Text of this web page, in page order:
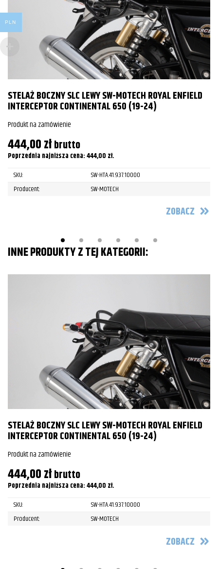
STELAŻ BOCZNY SLC LEWY SW-MOTECH ROYAL ENFIELD
INTERCEPTOR CONTINENTAL 650 (19-24)
Produkt na zamówienie
444,00złbrutto
Poprzednia najniższa cena:444,00 zł.
SKU:
SW-HTA.41.937.10000
Producent:
SW-MOTECH
ZOBACZ
INNE PRODUKTY Z TEJ KATEGORII:
STELAŻ BOCZNY SLC LEWY SW-MOTECH ROYAL ENFIELD
INTERCEPTOR CONTINENTAL 650 (19-24)
Produkt na zamówienie
444,00złbrutto
Poprzednia najniższa cena:444,00 zł.
SKU:
SW-HTA.41.937.10000
Producent:
SW-MOTECH
ZOBACZ
PLN